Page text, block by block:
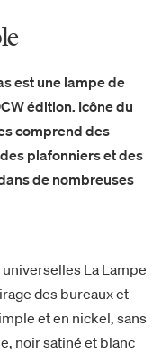
est une lampe de
édition. Icône du
comprend des
plafonniers et des
de nombreuses
La Lampe
des bureaux et
et en nickel, sans
noir satiné et blanc